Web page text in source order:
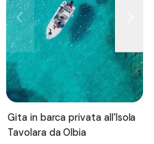
Gita in barca privata all'Isola
Tavolara da Olbia